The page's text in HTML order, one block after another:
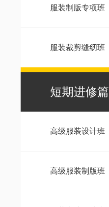
服装制版专项班
服装裁剪缝纫班
短期进修篇
高级服装设计班
高级服装制版班